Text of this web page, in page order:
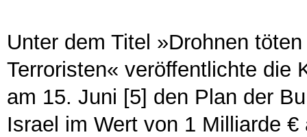
Unter dem Titel »Drohnen
Terroristen« veröffentlichte die
am 15. Juni [5] den Plan der
Israel im Wert von 1 Milliarde